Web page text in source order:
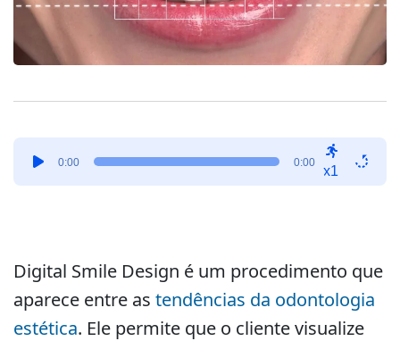
0:00 0:00
x1
Digital Smile Design é um procedimento que
aparece entre as tendências da odontologia
estética. Ele permite que o cliente visualize